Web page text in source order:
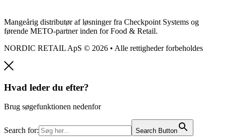
Mangeårig distributør af løsninger fra Checkpoint Systems og
førende METO-partner inden for Food & Retail.
NORDIC RETAIL ApS © 2026 • Alle rettigheder forbeholdes
Hvad leder du efter?
Brug søgefunktionen nedenfor
Search for: Search Button